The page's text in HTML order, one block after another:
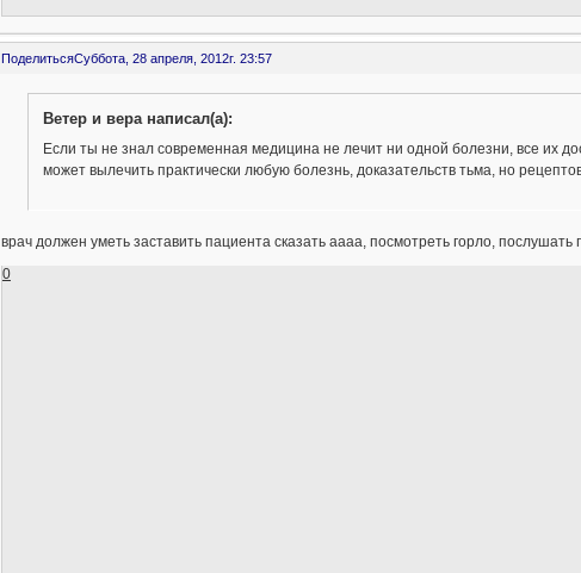
ПоделитьсяСуббота, 28 апреля, 2012г. 23:57
Ветер и вера написал(а):
Если ты не знал современная медицина не лечит ни одной болезни, все их
может вылечить практически любую болезнь, доказательств тьма, но
врач должен уметь заставить пациента сказать аааа, посмотреть горло,
0